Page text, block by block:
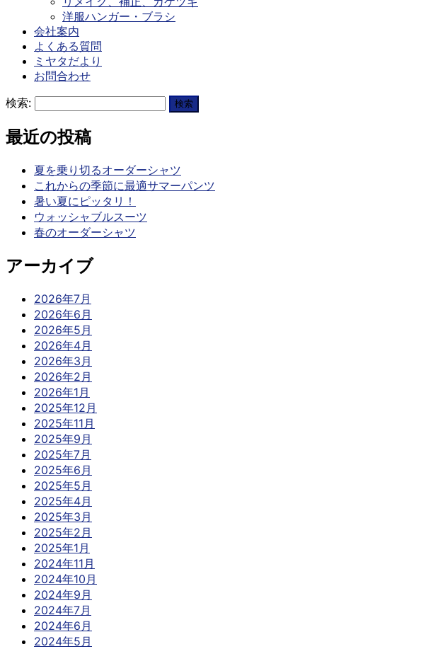
洋服ハンガー・ブラシ
会社案内
よくある質問
ミヤタだより
お問合わせ
検索:
最近の投稿
夏を乗り切るオーダーシャツ
これからの季節に最適サマーパンツ
暑い夏にピッタリ！
ウォッシャブルスーツ
春のオーダーシャツ
アーカイブ
2026年7月
2026年6月
2026年5月
2026年4月
2026年3月
2026年2月
2026年1月
2025年12月
2025年11月
2025年9月
2025年7月
2025年6月
2025年5月
2025年4月
2025年3月
2025年2月
2025年1月
2024年11月
2024年10月
2024年9月
2024年7月
2024年6月
2024年5月